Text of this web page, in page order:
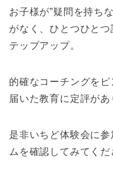
お子様が”疑問を持ち
がなく、ひとつひと
テップアップ。
的確なコーチングを
届いた教育に定評があ
是非いちど体験会に
ムを確認してみてくだ